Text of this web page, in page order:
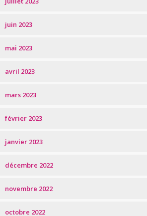
juin 2023
mai 2023
avril 2023
mars 2023
février 2023
janvier 2023
décembre 2022
novembre 2022
octobre 2022